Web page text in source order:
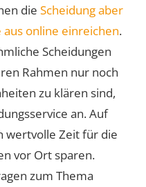
die Scheidung aber
online einreichen.
Scheidungen
Rahmen nur noch
zu klären sind,
an. Auf
wertvolle Zeit für die
vor Ort sparen.
zum Thema